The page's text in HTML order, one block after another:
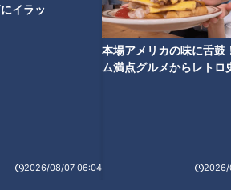
イラッ
2026/08/07 06:04
本場アメリカの味に舌鼓
ム満点グルメからレトロ
2026/
ーでカロリーの少ない鍋を「天使の
実際のメニュー名は『自然薯きのこ鍋
前日までに要予約 ・2人前～）です。